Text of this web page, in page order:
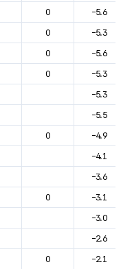
0
-5.6
0
-5.3
0
-5.6
0
-5.3
-5.3
-5.5
0
-4.9
-4.1
-3.6
0
-3.1
-3.0
-2.6
0
-2.1